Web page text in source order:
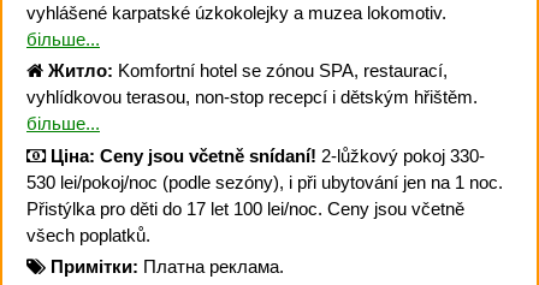
vyhlášené karpatské úzkokolejky a muzea lokomotiv.
більше...
Житло: Komfortní hotel se zónou SPA, restaurací,
vyhlídkovou terasou, non-stop recepcí i dětským hřištěm.
більше...
Ціна: Ceny jsou včetně snídaní! 2-lůžkový pokoj 330-
530 lei/pokoj/noc (podle sezóny), i při ubytování jen na 1 noc.
Přistýlka pro děti do 17 let 100 lei/noc. Ceny jsou včetně
všech poplatků.
Примітки: Платна реклама.